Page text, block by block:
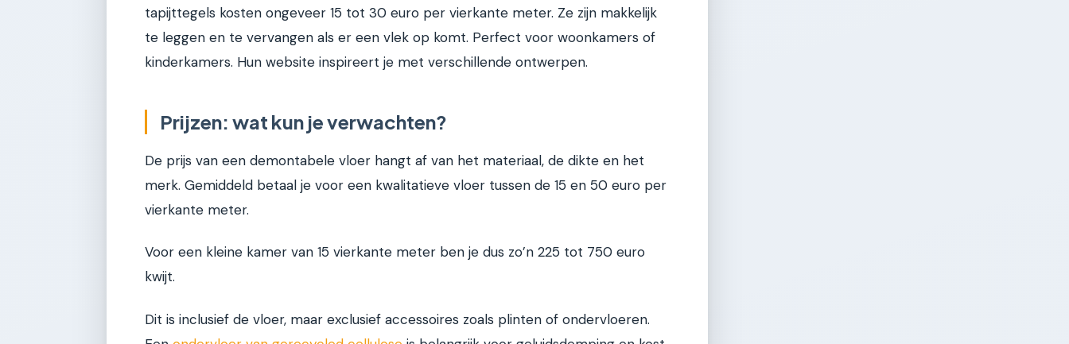
tapijttegels kosten ongeveer 15 tot 30 euro per vierkante meter. Ze zijn makkelijk
te leggen en te vervangen als er een vlek op komt. Perfect voor woonkamers of
kinderkamers. Hun website inspireert je met verschillende ontwerpen.
Prijzen: wat kun je verwachten?
De prijs van een demontabele vloer hangt af van het materiaal, de dikte en het
merk. Gemiddeld betaal je voor een kwalitatieve vloer tussen de 15 en 50 euro per
vierkante meter.
Voor een kleine kamer van 15 vierkante meter ben je dus zo’n 225 tot 750 euro
kwijt.
Dit is inclusief de vloer, maar exclusief accessoires zoals plinten of ondervloeren.